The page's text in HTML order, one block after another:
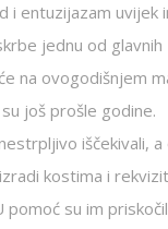
i entuzijazam uvijek
jednu od glavnih
na ovogodišnjem
još prošle godine.
iščekivali,
kostima i
pomoć su im